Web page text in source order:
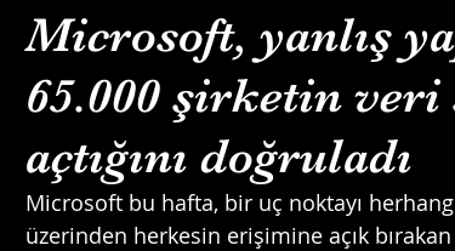
Microsoft, yanlış
65.000 şirketin veri
açtığını doğruladı
Microsoft bu hafta, bir uç noktayı
üzerinden herkesin erişimine açık